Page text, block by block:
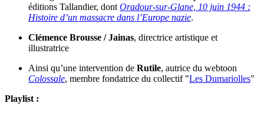
éditions Tallandier, dont Oradour-sur-Glane, 10 juin 1944 :
Histoire d’un massacre dans l’Europe nazie.
Clémence Brousse / Jainas, directrice artistique et
illustratrice
Ainsi qu’une intervention de Rutile, autrice du webtoon
Colossale, membre fondatrice du collectif "Les Dumariolles"
Playlist :